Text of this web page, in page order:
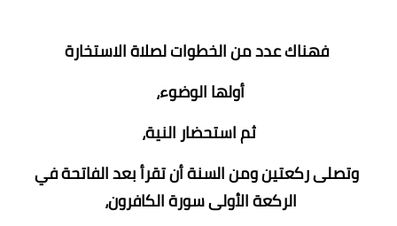
فهناك عدد من الخطوات لصلاة الاستخارة
أولها الوضوء،
ثم استحضار النية،
وتصلى ركعتين ومن السنة أن تقرأ بعد الفاتحة في
الركعة الأولى سورة الكافرون،